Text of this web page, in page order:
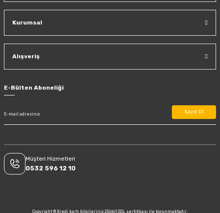
Kurumsal
Alışveriş
E-Bülten Aboneliği
Kayıt Ol
Müşteri Hizmetleri
0532 596 12 10
Copyright © Kredi kartı bilgileriniz 256bit SSL sertifikası ile korunmaktadır.